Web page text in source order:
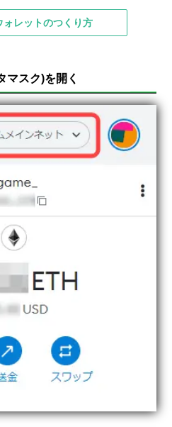
レットのつくり方
マスク)を開く